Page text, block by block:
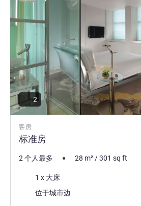
客房
标准房
2
2 个人最多 28 m²/301 sq ft
床上用品1 x 大床
位于城市边